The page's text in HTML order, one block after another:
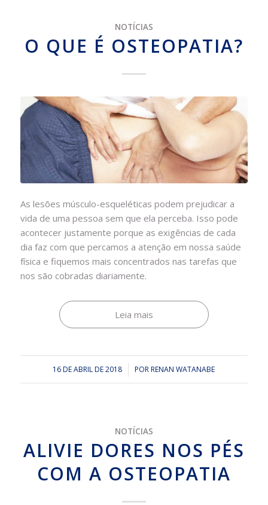
NOTÍCIAS
O QUE É OSTEOPATIA?
As lesões músculo-esqueléticas podem prejudicar a
vida de uma pessoa sem que ela perceba. Isso pode
acontecer justamente porque as exigências de cada
dia faz com que percamos a atenção em nossa saúde
física e fiquemos mais concentrados nas tarefas que
nos são cobradas diariamente.
Leia mais
16 DE ABRIL DE 2018
/ PORRENAN WATANABE
NOTÍCIAS
ALIVIE DORES NOS PÉS
COM A OSTEOPATIA